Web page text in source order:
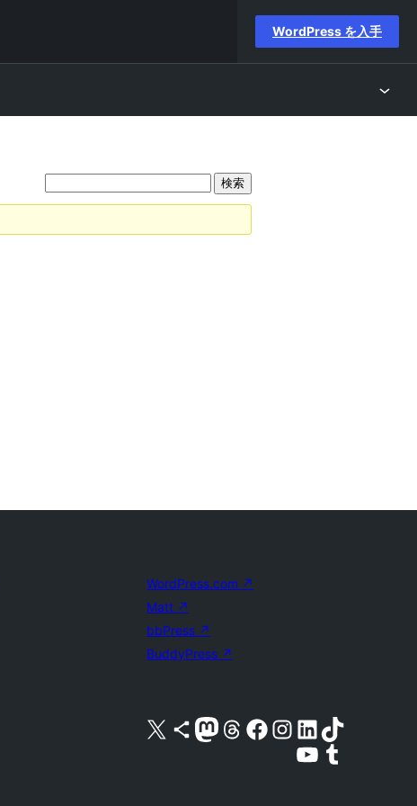
WordPress を入手
WordPress.com ↗
Matt ↗
bbPress ↗
BuddyPress ↗
X (旧 Twitter) アカウントへ Bluesky アカウントへ Mastodon アカウントへ Threads アカウントへ Facebook ページへ Instagram アカウントへ LinkedIn アカウントへTikTok アカウントへ
YouTube チャンネルへ Tumblr アカウントへ